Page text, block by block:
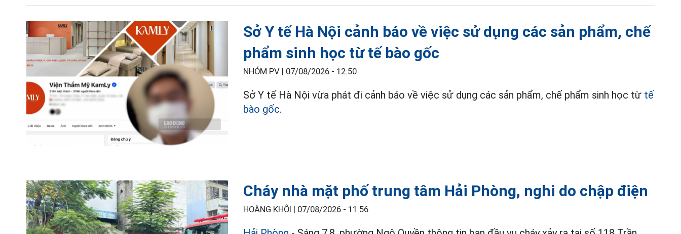
Sở Y tế Hà Nội cảnh báo về việc sử dụng các sản phẩm, chế
phẩm sinh học từ tế bào gốc
NHÓM PV | 07/08/2026 - 12:50
Sở Y tế Hà Nội vừa phát đi cảnh báo về việc sử dụng các sản phẩm, chế phẩm sinh học từ tế
bào gốc.
Cháy nhà mặt phố trung tâm Hải Phòng, nghi do chập điện
HOÀNG KHÔI | 07/08/2026 - 11:56